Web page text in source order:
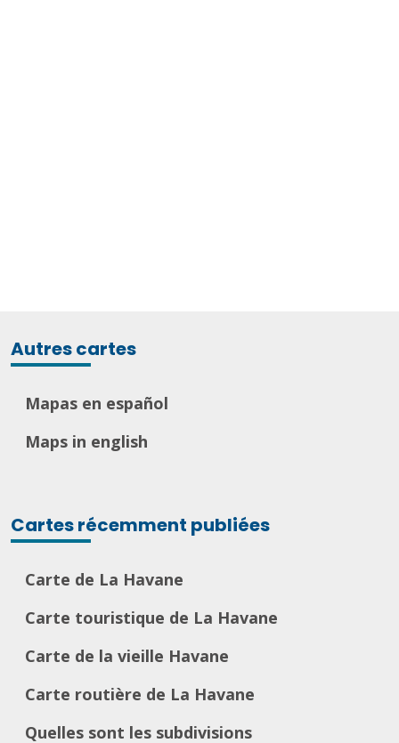
Autres cartes
Mapas en español
Maps in english
Cartes récemment publiées
Carte de La Havane
Carte touristique de La Havane
Carte de la vieille Havane
Carte routière de La Havane
Quelles sont les subdivisions